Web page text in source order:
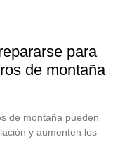
para
de montaña
de montaña pueden
y aumenten los